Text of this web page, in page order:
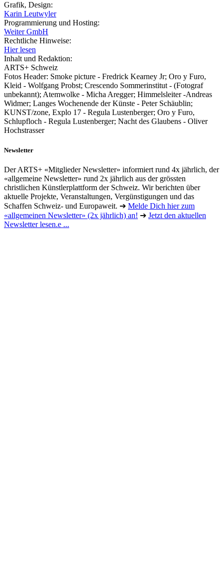
Grafik, Design:
Karin Leutwyler
Programmierung und Hosting:
Weiter GmbH
Rechtliche Hinweise:
Hier lesen
Inhalt und Redaktion:
ARTS+ Schweiz
Fotos Header: Smoke picture - Fredrick Kearney Jr; Oro y Furo,
Kleid - Wolfgang Probst; Crescendo Sommerinstitut - (Fotograf
unbekannt); Atemwolke - Micha Aregger; Himmelsleiter -Andreas
Widmer; Langes Wochenende der Künste - Peter Schäublin;
KUNST/zone, Explo 17 - Regula Lustenberger; Oro y Furo,
Schlupfloch - Regula Lustenberger; Nacht des Glaubens - Oliver
Hochstrasser
Newsletter
Der ARTS+ «Mitglieder Newsletter» informiert rund 4x jährlich, der
«allgemeine Newsletter» rund 2x jährlich aus der grössten
christlichen Künstlerplattform der Schweiz. Wir berichten über
aktuelle Projekte, Veranstaltungen, Vergünstigungen und das
Schaffen Schweiz- und Europaweit. ➔ Melde Dich hier zum
«allgemeinen Newsletter» (2x jährlich) an! ➔ Jetzt den aktuellen
Newsletter lesen.e ...